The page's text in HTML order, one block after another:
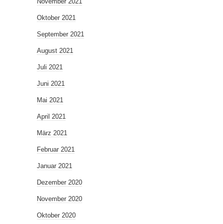
Oktober 2021
September 2021
August 2021
Juli 2021
Juni 2021
Mai 2021
April 2021
März 2021
Februar 2021
Januar 2021
Dezember 2020
November 2020
Oktober 2020